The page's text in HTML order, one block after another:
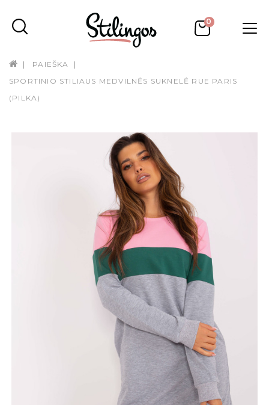
0
PAIEŠKA
SPORTINIO STILIAUS MEDVILNĖS SUKNELĖ RUE PARIS
(PILKA)